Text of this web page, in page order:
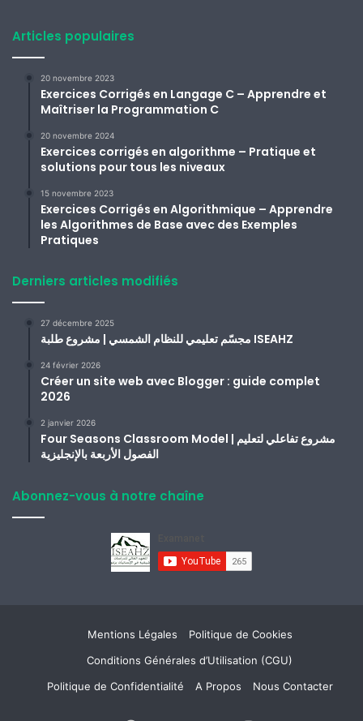
Articles populaires
20 novembre 2023
Exercices Corrigés en Langage C – Apprendre et
Maîtriser la Programmation C
20 novembre 2024
Exercices corrigés en algorithme – Pratique et
solutions pour tous les niveaux
15 novembre 2023
Exercices Corrigés en Algorithmique – Apprendre
les Algorithmes de Base avec des Exemples
Pratiques
Derniers articles modifiés
27 décembre 2025
مجسّم تعليمي للنظام الشمسي | مشروع طلبة ISEAHZ
24 février 2026
Créer un site web avec Blogger : guide complet
2026
2 janvier 2026
Four Seasons Classroom Model | مشروع تفاعلي لتعليم
الفصول الأربعة بالإنجليزية
Abonnez-vous à notre chaîne
Mentions Légales
Politique de Cookies
Conditions Générales d’Utilisation (CGU)
Politique de Confidentialité
A Propos Nous Contacter